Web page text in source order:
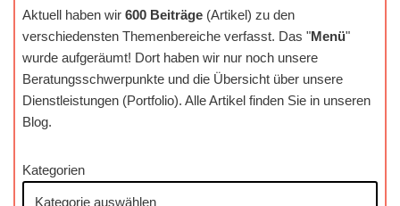
Aktuell haben wir 600 Beiträge (Artikel) zu den
verschiedensten Themenbereiche verfasst. Das "Menü"
wurde aufgeräumt! Dort haben wir nur noch unsere
Beratungsschwerpunkte und die Übersicht über unsere
Dienstleistungen (Portfolio). Alle Artikel finden Sie in unseren
Blog.
Kategorien